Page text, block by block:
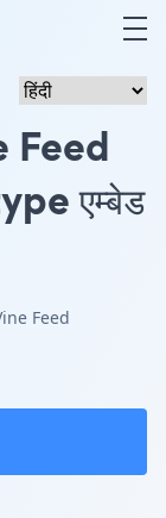
Feed
एम्बेड
Feed